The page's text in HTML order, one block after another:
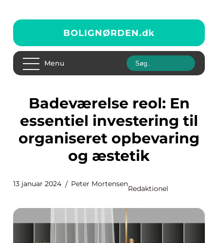
BOLIGNØRDEN.dk
Menu
Badeværelse reol: En
essentiel investering til
organiseret opbevaring
og æstetik
13 januar 2024 Peter Mortensen
Redaktionel